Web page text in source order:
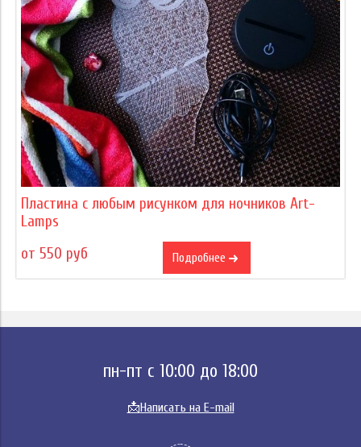
Пластина с любым рисунком для ночников Art-
Lamps
от 550 руб
Подробнее
пн-пт с 10:00 до 18:00
📩Написать на E-mail